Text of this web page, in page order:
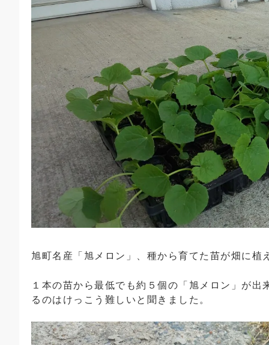
旭町名産「旭メロン」、種から育てた苗が畑に植
１本の苗から最低でも約５個の「旭メロン」が
るのはけっこう難しいと聞きました。